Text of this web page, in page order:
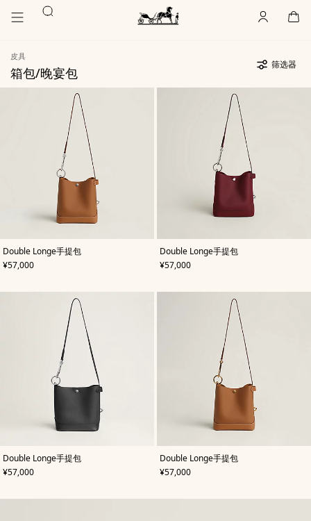
往
容
往
览
搜
账
离 购
空
皮具
箱包/晚宴包
329
更
筛选器
产
Double Longe手提包
,颜
色:
米
然
,
价格
¥57,000
Double Longe手提包
,颜
色:
红
,
价格
¥57,000
Double Longe手提包
,颜
色:
黑
,
价格
¥57,000
Double Longe手提包
,颜
色:
米
然
,
价格
¥57,000